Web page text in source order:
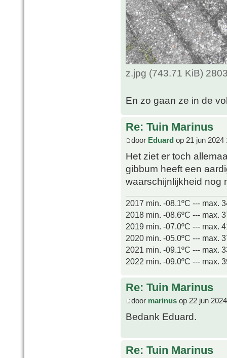
z.jpg (743.71 KiB)
En zo gaan ze in de
Re: Tuin Marinus
door Eduard op 21 jun 2024
Het ziet er toch
gibbum heeft een
waarschijnlijkheid nog
2017 min. -08.1ºC --- max.
2018 min. -08.6ºC --- max.
2019 min. -07.0ºC --- max.
2020 min. -05.0ºC --- max.
2021 min. -09.1ºC --- max.
2022 min. -09.0ºC --- max.
Re: Tuin Marinus
door marinus op 22 jun
Bedank Eduard.
Re: Tuin Marinus